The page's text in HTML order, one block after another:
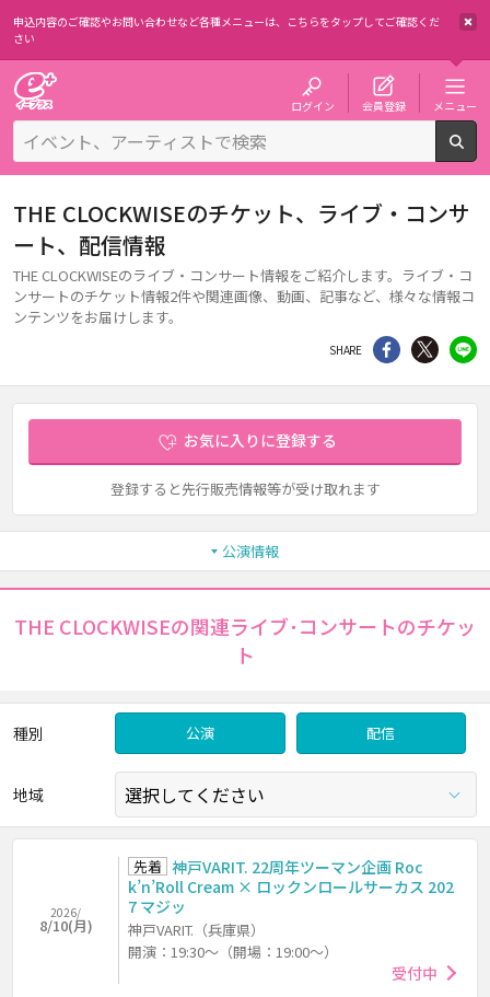
申込内容のご確認やお問い合わせなど各種メニューは、 こちらをタップしてご確認くだ
さい
ログイン 会員登録 メニュー
THE CLOCKWISEのチケット、ライブ・コンサ
ート、配信情報
THE CLOCKWISEのライブ・コンサート情報をご紹介します。ライブ・コ
ンサートのチケット情報2件や関連画像、動画、記事など、様々な情報コ
ンテンツをお届けします。
SHARE シェア Twitter
お気に入りに登録する
登録すると先行販売情報等が受け取れます
公演情報
THE CLOCKWISEの関連ライブ･コンサートのチケッ
ト
種別 公演 配信
地域
2026/
8/10(月)
先着 神戸VARIT. 22周年ツーマン企画 Roc
k’n’Roll Cream × ロックンロールサーカス 202
7 マジッ
神戸VARIT.（兵庫県）
開演：19:30～（開場：19:00～）
受付中